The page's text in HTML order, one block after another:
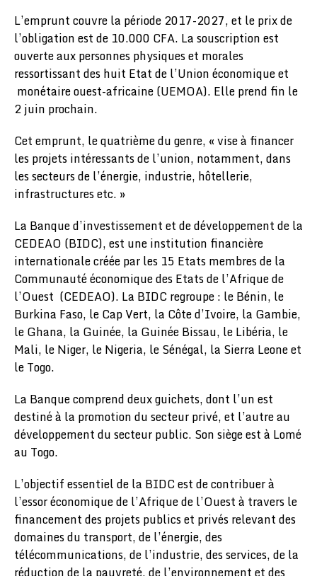
L’emprunt couvre la période 2017-2027, et le prix de
l’obligation est de 10.000 CFA. La souscription est
ouverte aux personnes physiques et morales
ressortissant des huit Etat de l’Union économique et
monétaire ouest-africaine (UEMOA). Elle prend fin le
2 juin prochain.
Cet emprunt, le quatrième du genre, « vise à financer
les projets intéressants de l’union, notamment, dans
les secteurs de l’énergie, industrie, hôtellerie,
infrastructures etc. »
La Banque d’investissement et de développement de la
CEDEAO (BIDC), est une institution financière
internationale créée par les 15 Etats membres de la
Communauté économique des Etats de l’Afrique de
l’Ouest (CEDEAO). La BIDC regroupe : le Bénin, le
Burkina Faso, le Cap Vert, la Côte d’Ivoire, la Gambie,
le Ghana, la Guinée, la Guinée Bissau, le Libéria, le
Mali, le Niger, le Nigeria, le Sénégal, la Sierra Leone et
le Togo.
La Banque comprend deux guichets, dont l’un est
destiné à la promotion du secteur privé, et l’autre au
développement du secteur public. Son siège est à Lomé
au Togo.
L’objectif essentiel de la BIDC est de contribuer à
l’essor économique de l’Afrique de l’Ouest à travers le
financement des projets publics et privés relevant des
domaines du transport, de l’énergie, des
télécommunications, de l’industrie, des services, de la